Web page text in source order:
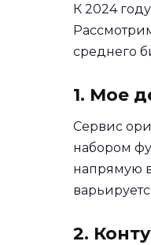
К 2024
среднего
1. Мое
Сервис
набором
напрямую
2.